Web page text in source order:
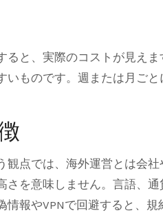
と、実際のコストが見えま
いものです。週または月ご
観点では、海外運営とは会
さを意味しません。言語、
報やVPNで回避すると、